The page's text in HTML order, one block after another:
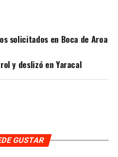
solicitados en Boca de Aroa
y deslizó en Yaracal
GUSTAR